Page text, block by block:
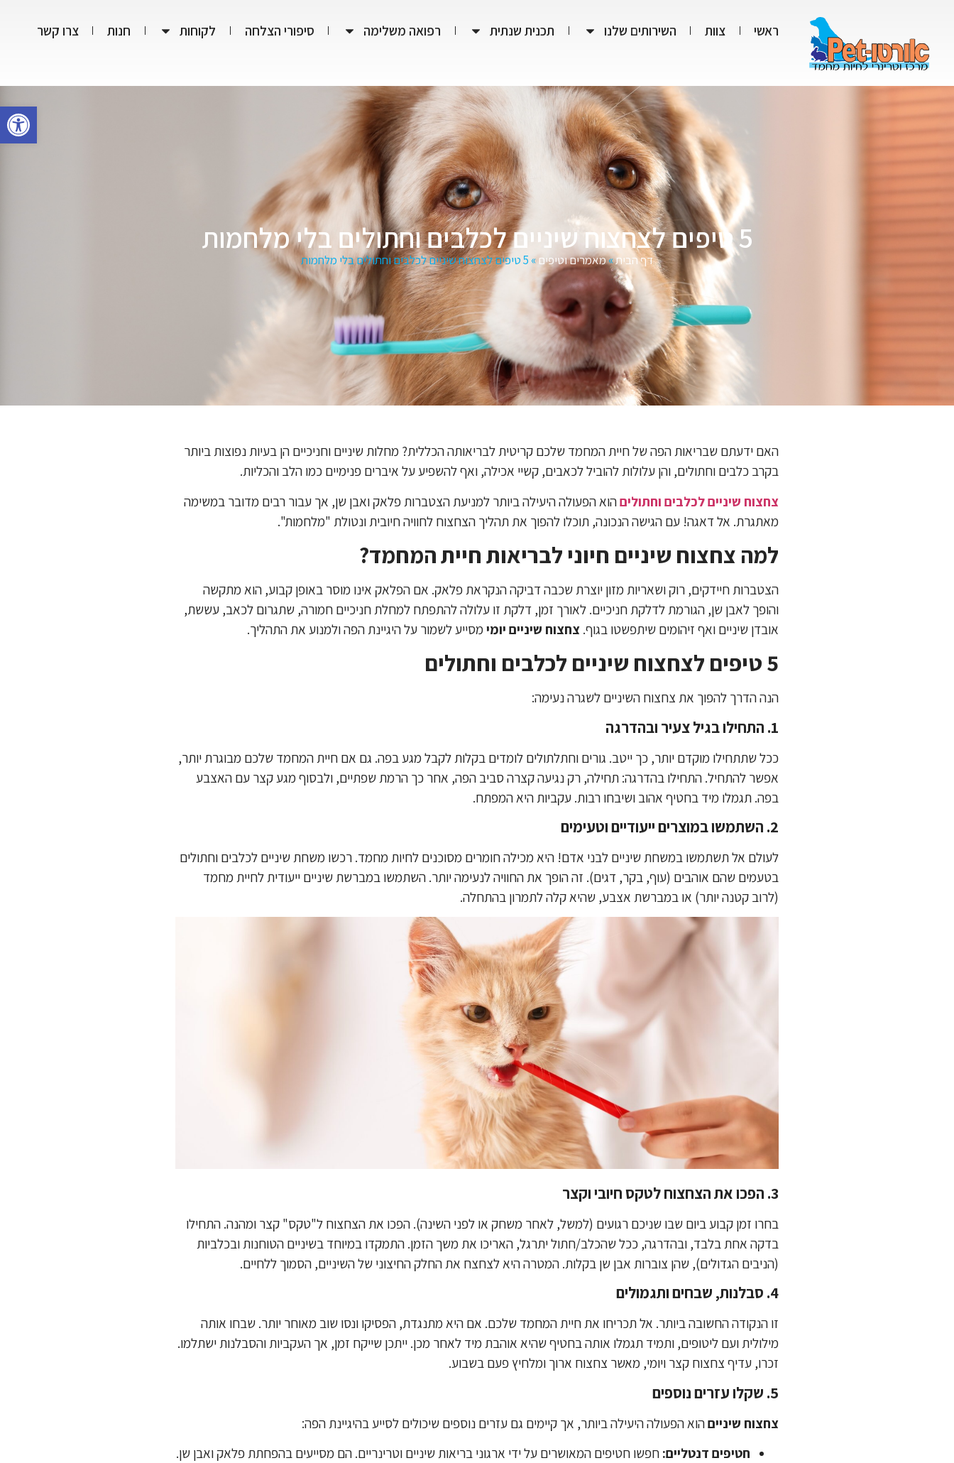
פתח
ראשי צוות השירותים שלנו תכנית שנתית רפואה משלימה סיפורי הצלחה לקוחות חנות צרו קשר
5 טיפים לצחצוח שיניים לכלבים וחתולים בלי מלחמות
דף הבית»מאמרים וטיפים» 5 טיפים לצחצוח שיניים לכלבים וחתולים בלי מלחמות
האם ידעתם שבריאות הפה של חיית המחמד שלכם קריטית לבריאותה הכללית? מחלות שיניים וחניכיים הן בעיות נפוצות ביותר
בקרב כלבים וחתולים, והן עלולות להוביל לכאבים, קשיי אכילה, ואף להשפיע על איברים פנימיים כמו הלב והכליות.
צחצוח שיניים לכלבים וחתוליםהוא הפעולה היעילה ביותר למניעת הצטברות פלאק ואבן שן, אך עבור רבים מדובר במשימה
מאתגרת. אל דאגה! עם הגישה הנכונה, תוכלו להפוך את תהליך הצחצוח לחוויה חיובית ונטולת "מלחמות".
למה צחצוח שיניים חיוני לבריאות חיית המחמד?
הצטברות חיידקים, רוק ושאריות מזון יוצרת שכבה דביקה הנקראת פלאק. אם הפלאק אינו מוסר באופן קבוע, הוא מתקשה
והופך לאבן שן, הגורמת לדלקת חניכיים. לאורך זמן, דלקת זו עלולה להתפתח למחלת חניכיים חמורה, שתגרום לכאב, עששת,
אובדן שיניים ואף זיהומים שיתפשטו בגוף. צחצוח שיניים יומי מסייע לשמור על היגיינת הפה ולמנוע את התהליך.
5 טיפים לצחצוח שיניים לכלבים וחתולים
הנה הדרך להפוך את צחצוח השיניים לשגרה נעימה:
1. התחילו בגיל צעיר ובהדרגה
ככל שתתחילו מוקדם יותר, כך ייטב. גורים וחתלתולים לומדים בקלות לקבל מגע בפה. גם אם חיית המחמד שלכם מבוגרת יותר,
אפשר להתחיל. התחילו בהדרגה: תחילה, רק נגיעה קצרה סביב הפה, אחר כך הרמת שפתיים, ולבסוף מגע קצר עם האצבע
בפה. תגמלו מיד בחטיף אהוב ושיבחו רבות. עקביות היא המפתח.
2. השתמשו במוצרים ייעודיים וטעימים
לעולם אל תשתמשו במשחת שיניים לבני אדם! היא מכילה חומרים מסוכנים לחיות מחמד. רכשו משחת שיניים לכלבים וחתולים
בטעמים שהם אוהבים (עוף, בקר, דגים). זה הופך את החוויה לנעימה יותר. השתמשו במברשת שיניים ייעודית לחיית מחמד
(לרוב קטנה יותר) או במברשת אצבע, שהיא קלה לתמרון בהתחלה.
3. הפכו את הצחצוח לטקס חיובי וקצר
בחרו זמן קבוע ביום שבו שניכם רגועים (למשל, לאחר משחק או לפני השינה). הפכו את הצחצוח ל"טקס" קצר ומהנה. התחילו
בדקה אחת בלבד, ובהדרגה, ככל שהכלב/חתול יתרגל, האריכו את משך הזמן. התמקדו במיוחד בשיניים הטוחנות ובכלביות
(הניבים הגדולים), שהן צוברות אבן שן בקלות. המטרה היא לצחצח את החלק החיצוני של השיניים, הסמוך ללחיים.
4. סבלנות, שבחים ותגמולים
זו הנקודה החשובה ביותר. אל תכריחו את חיית המחמד שלכם. אם היא מתנגדת, הפסיקו ונסו שוב מאוחר יותר. שבחו אותה
מילולית ועם ליטופים, ותמיד תגמלו אותה בחטיף שהיא אוהבת מיד לאחר מכן. ייתכן שייקח זמן, אך העקביות והסבלנות ישתלמו.
זכרו, עדיף צחצוח קצר ויומי, מאשר צחצוח ארוך ומלחיץ פעם בשבוע.
5. שקלו עזרים נוספים
צחצוח שינייםהוא הפעולה היעילה ביותר, אך קיימים גם עזרים נוספים שיכולים לסייע בהיגיינת הפה:
חטיפים דנטליים: חפשו חטיפים המאושרים על ידי ארגוני בריאות שיניים וטרינריים. הם מסייעים בהפחתת פלאק ואבן שן.